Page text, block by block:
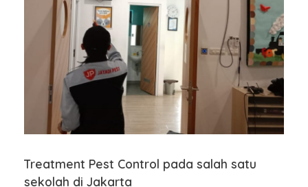
Treatment Pest Control pada salah satu
sekolah di Jakarta